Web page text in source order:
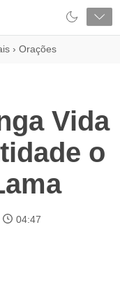
› Orações
Vida
o
04:47